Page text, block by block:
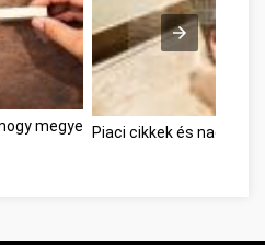
megye Piaci cikkek és